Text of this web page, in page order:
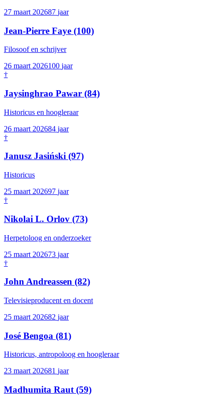
27 maart 202687 jaar
Jean-Pierre Faye (100)
Filosoof en schrijver
26 maart 2026100 jaar
†
Jaysinghrao Pawar (84)
Historicus en hoogleraar
26 maart 202684 jaar
†
Janusz Jasiński (97)
Historicus
25 maart 202697 jaar
†
Nikolai L. Orlov (73)
Herpetoloog en onderzoeker
25 maart 202673 jaar
†
John Andreassen (82)
Televisieproducent en docent
25 maart 202682 jaar
José Bengoa (81)
Historicus, antropoloog en hoogleraar
23 maart 202681 jaar
Madhumita Raut (59)